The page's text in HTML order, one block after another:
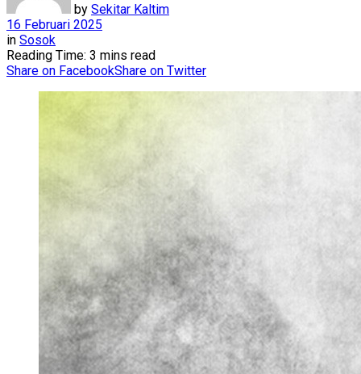
by Sekitar Kaltim
16 Februari 2025
in Sosok
Reading Time: 3 mins read
Share on FacebookShare on Twitter